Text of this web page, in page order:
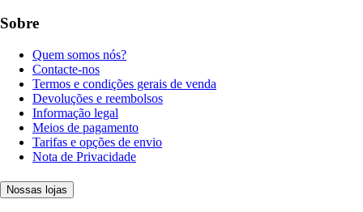
Sobre
Quem somos nós?
Contacte-nos
Termos e condições gerais de venda
Devoluções e reembolsos
Informação legal
Meios de pagamento
Tarifas e opções de envio
Nota de Privacidade
Nossas lojas